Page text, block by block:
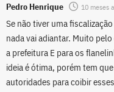
Pedro Henrique 10 meses
Se não tiver uma
nada vai adiantar. Muito
a prefeitura E para os
ideia é ótima, porém tem
autoridades para coibir